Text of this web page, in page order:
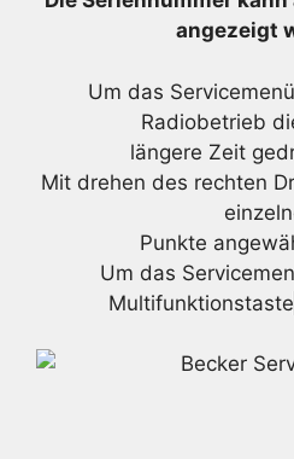
angezeigt
Um das
Radiobetrieb
längere Zeit
Mit drehen des rechten
Punkte
Um das
Multifunktionstaste